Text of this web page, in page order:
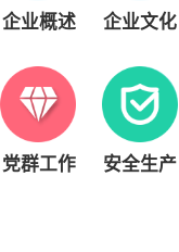
企业概述 企业文化
党群工作 安全生产